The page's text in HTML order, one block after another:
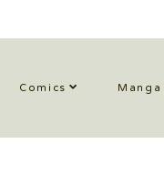
Comics Manga